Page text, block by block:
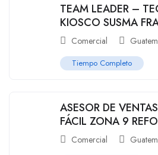
TEAM LEADER –
KIOSCO SUSMA
Comercial
Tiempo Completo
ASESOR DE
FÁCIL ZONA 9
Comercial